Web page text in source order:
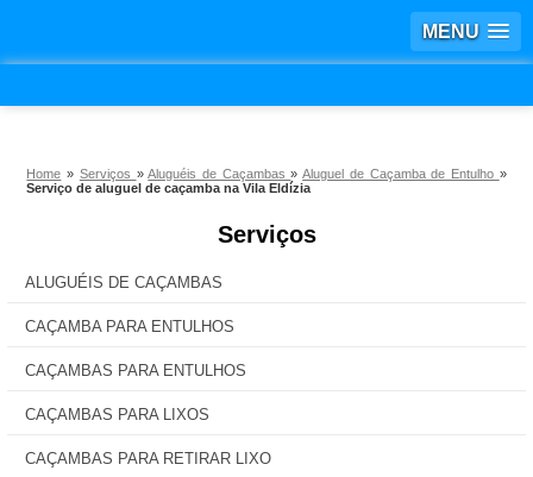
MENU
Home » Serviços »Aluguéis de Caçambas»Aluguel de Caçamba de Entulho »
Serviço de aluguel de caçamba na Vila Eldízia
Serviços
ALUGUÉIS DE CAÇAMBAS
CAÇAMBA PARA ENTULHOS
CAÇAMBAS PARA ENTULHOS
CAÇAMBAS PARA LIXOS
CAÇAMBAS PARA RETIRAR LIXO